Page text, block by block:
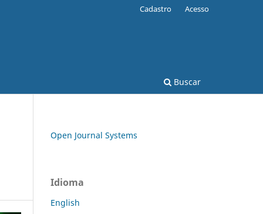
Buscar
Cadastro Acesso
Open Journal Systems
Idioma
English